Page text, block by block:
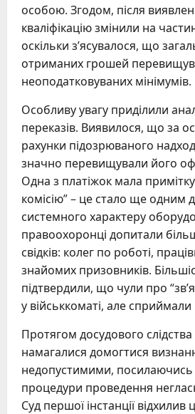
особою. Згодом, після
кваліфікацію змінили на
оскільки з’ясувалося, що
отриманих грошей
неоподатковуваних мінімумів.
Особливу увагу приділили
переказів. Виявилося, що за
рахунки підозрюваного
значно перевищували його
Одна з платіжок мала
комісію” – це стало ще одним
системного характеру
правоохоронці допитали
свідків: колег по роботі,
знайомих призовників.
підтвердили, що чули про
у військкоматі, але сприймали
Протягом досудового
намагалися домогтися
недопустимими,
процедури проведення
Суд першої інстанції відхилив